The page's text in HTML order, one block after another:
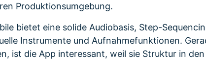
Produktionsumgebung.
bietet eine solide Audiobasis, Step-
Instrumente und Aufnahmefunktionen.
ist die App interessant, weil sie Struktur in